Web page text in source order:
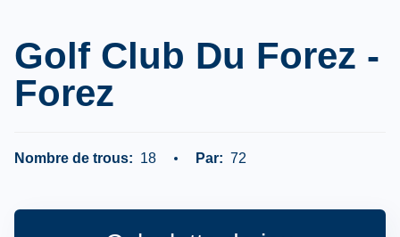
Golf Club Du Forez -
Forez
Nombre de trous: 18 Par: 72